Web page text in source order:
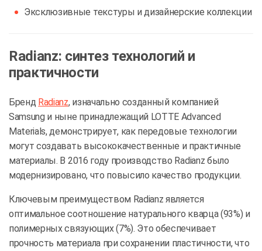
Эксклюзивные текстуры и дизайнерские коллекции
Radianz: синтез технологий и
практичности
Бренд Radianz, изначально созданный компанией
Samsung и ныне принадлежащий LOTTE Advanced
Materials, демонстрирует, как передовые технологии
могут создавать высококачественные и практичные
материалы. В 2016 году производство Radianz было
модернизировано, что повысило качество продукции.
Ключевым преимуществом Radianz является
оптимальное соотношение натурального кварца (93%) и
полимерных связующих (7%). Это обеспечивает
прочность материала при сохранении пластичности, что